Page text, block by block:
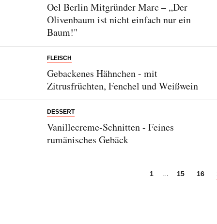
Oel Berlin Mitgründer Marc – „Der
Olivenbaum ist nicht einfach nur ein
Baum!"
FLEISCH
Gebackenes Hähnchen - mit
Zitrusfrüchten, Fenchel und Weißwein
DESSERT
Vanillecreme-Schnitten - Feines
rumänisches Gebäck
1 ... 15 16